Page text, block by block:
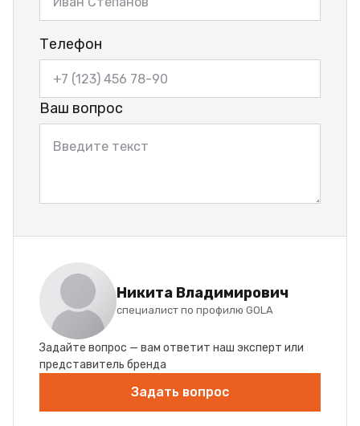
Телефон
Ваш вопрос
Никита Владимирович
специалист по профилю GOLA
Задайте вопрос — вам ответит наш эксперт или
представитель бренда
Задать вопрос